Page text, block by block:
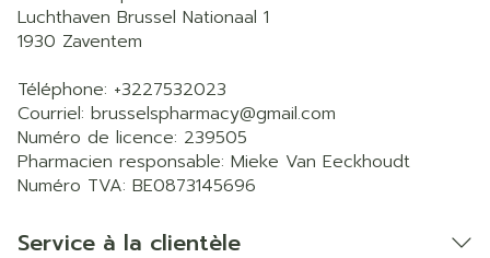
Luchthaven Brussel Nationaal 1
1930 Zaventem
Téléphone: +3227532023
Courriel: brusselspharmacy@gmail.com
Numéro de licence: 239505
Pharmacien responsable: Mieke Van Eeckhoudt
Numéro TVA: BE0873145696
Service à la clientèle